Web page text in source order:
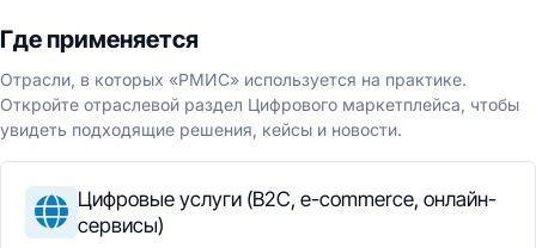
Где применяется
Отрасли, в которых «РМИС» используется на практике.
Откройте отраслевой раздел Цифрового маркетплейса, чтобы
увидеть подходящие решения, кейсы и новости.
Цифровые услуги (B2C, e-commerce, онлайн-
сервисы)